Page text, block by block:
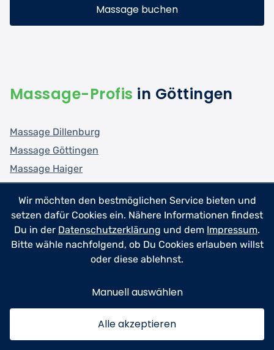
Massage buchen
Massage-Profis in Göttingen
Massage Dillenburg
Massage Göttingen
Massage Haiger
Massage Wetzlar
Für Helfer
Wir möchten den bestmöglichen Service bieten und
setzen dafür Cookies ein. Nähere Informationen findest
Du in der Datenschutzerklärung und dem Impressum.
Bitte wähle nachfolgend, ob Du Cookies erlauben willst
oder diese ablehnst.
Manuell auswählen
Alle akzeptieren